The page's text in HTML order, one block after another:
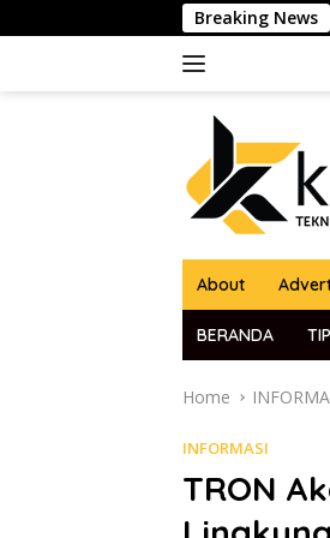
to
Breaking News
Fed Jerome Powell Jadi Sorotan,
About
BERANDA
Home
INFORMASI
TRON